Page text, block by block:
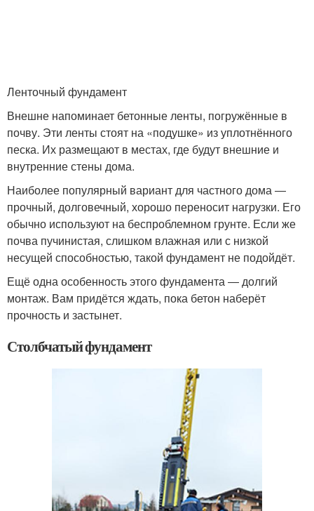
Ленточный фундамент
Внешне напоминает бетонные ленты, погружённые в
почву. Эти ленты стоят на «подушке» из уплотнённого
песка. Их размещают в местах, где будут внешние и
внутренние стены дома.
Наиболее популярный вариант для частного дома ―
прочный, долговечный, хорошо переносит нагрузки. Его
обычно используют на беспроблемном грунте. Если же
почва пучинистая, слишком влажная или с низкой
несущей способностью, такой фундамент не подойдёт.
Ещё одна особенность этого фундамента ― долгий
монтаж. Вам придётся ждать, пока бетон наберёт
прочность и застынет.
Столбчатый фундамент